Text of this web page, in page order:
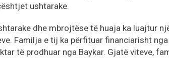
ushtarake.
dhe mbrojtëse të huaja ka luajtur
Familja e tij ka përfituar financiarisht nga
të prodhuar nga Baykar. Gjatë viteve,